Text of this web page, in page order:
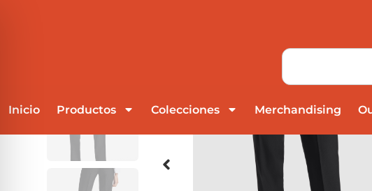
Inicio Productos Colecciones Merchandising